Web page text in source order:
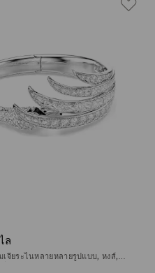
ล
เจียระไนหลายหลายรูปแบบ, หงส์,